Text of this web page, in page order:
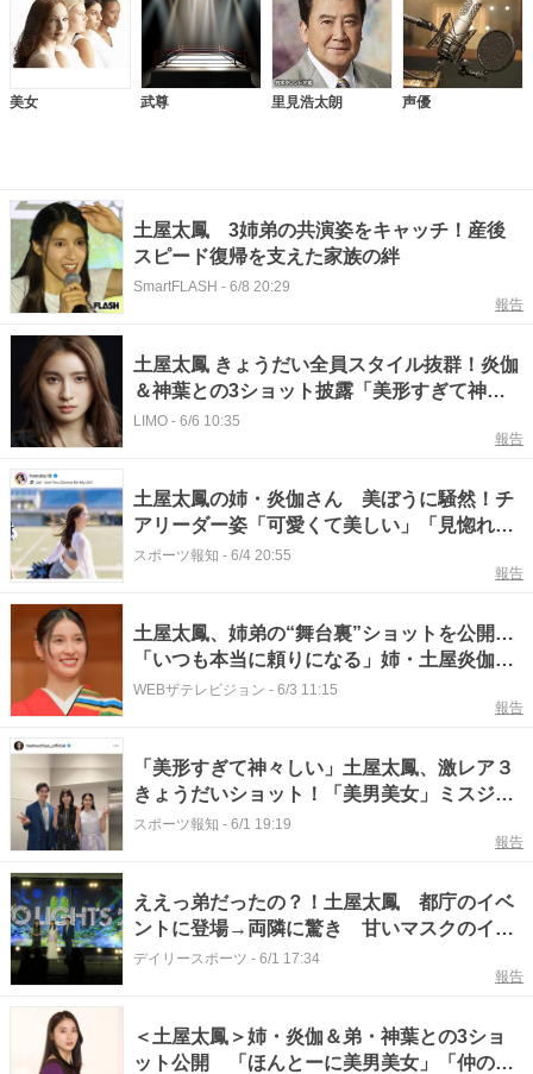
美女 武尊 里見浩太朗 声優
土屋太鳳 3姉弟の共演姿をキャッチ！産後
スピード復帰を支えた家族の絆
SmartFLASH - 6/8 20:29
報告
土屋太鳳 きょうだい全員スタイル抜群！炎伽
＆神葉との3ショット披露「美形すぎて神々
しい」「大人になっても仲良く出来るなんて
素敵」と反響。イベント出演オフショット投
LIMO - 6/6 10:35
報告
土屋太鳳の姉・炎伽さん 美ぼうに騒然！チ
アリーダー姿「可愛くて美しい」「見惚れて
る間に試合終了」
スポーツ報知 - 6/4 20:55
報告
土屋太鳳、姉弟の“舞台裏”ショットを公開…
「いつも本当に頼りになる」姉・土屋炎伽＆
弟・土屋神葉を絶賛
WEBザテレビジョン - 6/3 11:15
報告
「美形すぎて神々しい」土屋太鳳、激レア３
きょうだいショット！「美男美女」ミスジャ
パン姉＆俳優・声優の弟
スポーツ報知 - 6/1 19:19
報告
ええっ弟だったの？！土屋太鳳 都庁のイベ
ントに登場→両隣に驚き 甘いマスクのイケ
メン、美女は姉「どれもキラキラしていた」
デイリースポーツ - 6/1 17:34
報告
＜土屋太鳳＞姉・炎伽＆弟・神葉との3ショ
ット公開 「ほんとーに美男美女」「仲の良